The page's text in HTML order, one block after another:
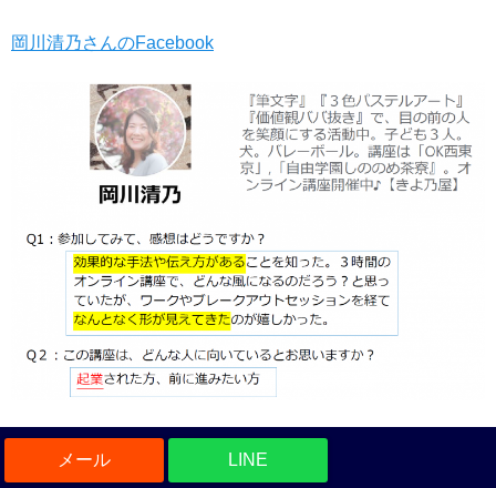
LINE
岡川清乃さんのFacebook